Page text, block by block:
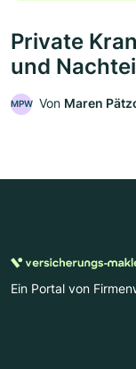
Private
und
MPW Von Maren
Ein Portal von